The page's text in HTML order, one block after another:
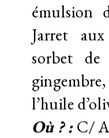
émulsion
Jarret
sorbet
l’huile
Où ? :C/